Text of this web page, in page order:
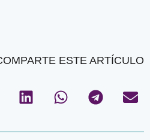
ESTE ARTÍCULO